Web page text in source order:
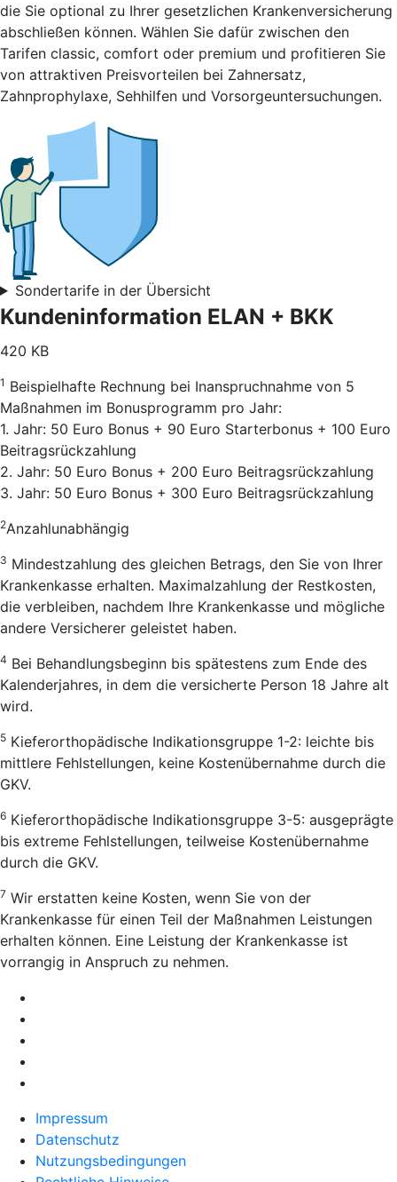
die Sie optional zu Ihrer gesetzlichen Krankenversicherung
abschließen können. Wählen Sie dafür zwischen den
Tarifen classic, comfort oder premium und profitieren Sie
von attraktiven Preisvorteilen bei Zahnersatz,
Zahnprophylaxe, Sehhilfen und Vorsorgeuntersuchungen.
Sondertarife in der Übersicht
Kundeninformation ELAN + BKK
420 KB
1 Beispielhafte Rechnung bei Inanspruchnahme von 5
Maßnahmen im Bonusprogramm pro Jahr:
1. Jahr: 50 Euro Bonus + 90 Euro Starterbonus + 100 Euro
Beitragsrückzahlung
2. Jahr: 50 Euro Bonus + 200 Euro Beitragsrückzahlung
3. Jahr: 50 Euro Bonus + 300 Euro Beitragsrückzahlung
2Anzahlunabhängig
3 Mindestzahlung des gleichen Betrags, den Sie von Ihrer
Krankenkasse erhalten. Maximalzahlung der Restkosten,
die verbleiben, nachdem Ihre Krankenkasse und mögliche
andere Versicherer geleistet haben.
4 Bei Behandlungsbeginn bis spätestens zum Ende des
Kalenderjahres, in dem die versicherte Person 18 Jahre alt
wird.
5 Kieferorthopädische Indikationsgruppe 1-2: leichte bis
mittlere Fehlstellungen, keine Kostenübernahme durch die
GKV.
6 Kieferorthopädische Indikationsgruppe 3-5: ausgeprägte
bis extreme Fehlstellungen, teilweise Kostenübernahme
durch die GKV.
7 Wir erstatten keine Kosten, wenn Sie von der
Krankenkasse für einen Teil der Maßnahmen Leistungen
erhalten können. Eine Leistung der Krankenkasse ist
vorrangig in Anspruch zu nehmen.
Impressum
Datenschutz
Nutzungsbedingungen